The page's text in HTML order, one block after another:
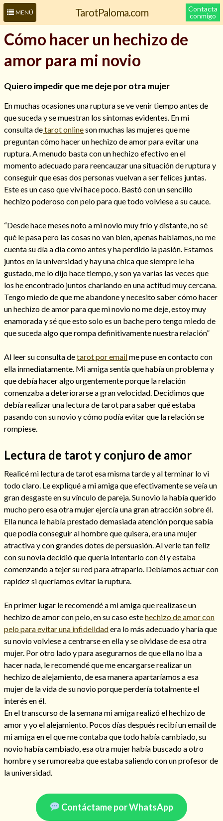
MENÚ TarotPaloma.com
Contacta
conmigo
Leer más sobre mí
Hechizos de amor
Amarre para recuperar a mi pareja
Cómo alejar a la amante de mi esposo
Endulzamiento
Consulta de tarot online
Cómo hacer un hechizo de
amor para mi novio
Quiero impedir que me deje por otra mujer
En muchas ocasiones una ruptura se ve venir tiempo antes de
que suceda y se muestran los síntomas evidentes. En mi
consulta detarot onlineson muchas las mujeres que me
preguntan cómo hacer un hechizo de amor para evitar una
ruptura. A menudo basta con un hechizo efectivo en el
momento adecuado para reencauzar una situación de ruptura y
conseguir que esas dos personas vuelvan a ser felices juntas.
Este es un caso que viví hace poco. Bastó con un sencillo
hechizo poderoso con pelo para que todo volviese a su cauce.
“Desde hace meses noto a mi novio muy frío y distante, no sé
qué le pasa pero las cosas no van bien, apenas hablamos, no me
cuenta su día a día como antes y ha perdido la pasión. Estamos
juntos en la universidad y hay una chica que siempre le ha
gustado, me lo dijo hace tiempo, y son ya varias las veces que
los he encontrado juntos charlando en una actitud muy cercana.
Tengo miedo de que me abandone y necesito saber cómo hacer
un hechizo de amor para que mi novio no me deje, estoy muy
enamorada y sé que esto solo es un bache pero tengo miedo de
que suceda algo que rompa definitivamente nuestra relación”
Al leer su consulta detarot por emailme puse en contacto con
ella inmediatamente. Mi amiga sentía que había un problema y
que debía hacer algo urgentemente porque la relación
comenzaba a deteriorarse a gran velocidad. Decidimos que
debía realizar una lectura de tarot para saber qué estaba
pasando con su novio y cómo podía evitar que la relación se
rompiese.
Lectura de tarot y conjuro de amor
Realicé mi lectura de tarot esa misma tarde y al terminar lo vi
todo claro. Le expliqué a mi amiga que efectivamente se veía un
gran desgaste en su vínculo de pareja. Su novio la había querido
mucho pero esa otra mujer ejercía una gran atracción sobre él.
Ella nunca le había prestado demasiada atención porque sabía
que podía conseguir al hombre que quisera, era una mujer
atractiva y con grandes dotes de persuasión. Al verle tan feliz
con su novia decidió que quería intentarlo con él y estaba
comenzando a tejer su red para atraparlo. Debíamos actuar con
rapidez si queríamos evitar la ruptura.
En primer lugar le recomendé a mi amiga que realizase un
hechizo de amor con pelo, en su caso estehechizo de amor con
pelo para evitar una infidelidadera lo más adecuado y haría que
su novio volviese a centrarse en ella y se olvidase de esa otra
mujer. Por otro lado y para asegurarnos de que ella no iba a
hacer nada, le recomendé que me encargarse realizar un
hechizo de alejamiento, de esa manera apartaríamos a esa
mujer de la vida de su novio porque perdería totalmente el
interés en él.
En el transcurso de la semana mi amiga realizó el hechizo de
amor y yo el alejamiento. Pocos días después recibí un email de
mi amiga en el que me contaba que todo había cambiado, su
novio había cambiado, esa otra mujer había buscado a otro
hombre y se rumoreaba que estaba saliendo con un profesor de
la universidad.
Contáctame por WhatsApp